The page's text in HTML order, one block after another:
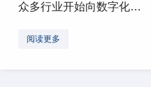
众多行业开始向数字化…
阅读更多